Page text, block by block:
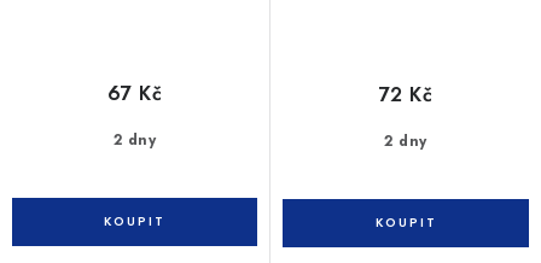
2 dny
67 Kč
2 dny
72 Kč